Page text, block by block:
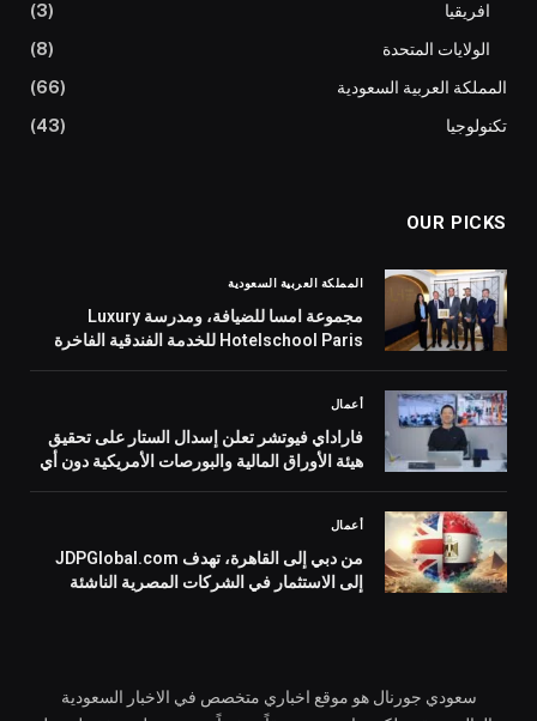
افريقيا
(3)
الولايات المتحدة
(8)
المملكة العربية السعودية
(66)
تكنولوجيا
(43)
OUR PICKS
المملكة العربية السعودية
مجموعة امسا للضيافة، ومدرسة Luxury
Hotelschool Paris للخدمة الفندقية الفاخرة
العربية السعودية
أعمال
فاراداي فيوتشر تعلن إسدال الستار على تحقيق
هيئة الأوراق المالية والبورصات الأمريكية دون أي
أعمال
من دبي إلى القاهرة، تهدف JDPGlobal.com
إلى الاستثمار في الشركات المصرية الناشئة
سعودي جورنال هو موقع اخباري متخصص في الاخبار السعودية